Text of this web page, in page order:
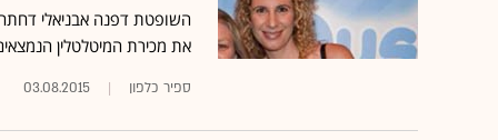
השופטת דפנה אבניאלי
את מכירת המיטלטלין
ספיר כלפון 03.08.2015